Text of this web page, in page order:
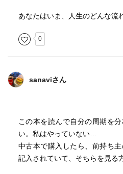
あなたはいま、人生のどんな流
0
sanaviさん
この本を読んで自分の周期を
い。私はやっていない…
中古本で購入したら、前持ち
記入されていて、そちらを見る